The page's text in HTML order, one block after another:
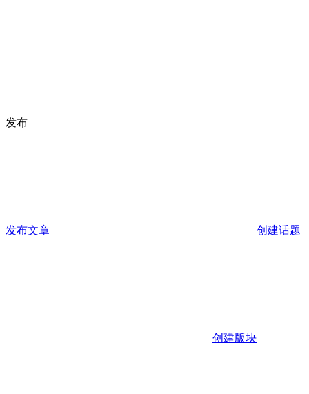
发布
发布文章 创建话题
创建版块